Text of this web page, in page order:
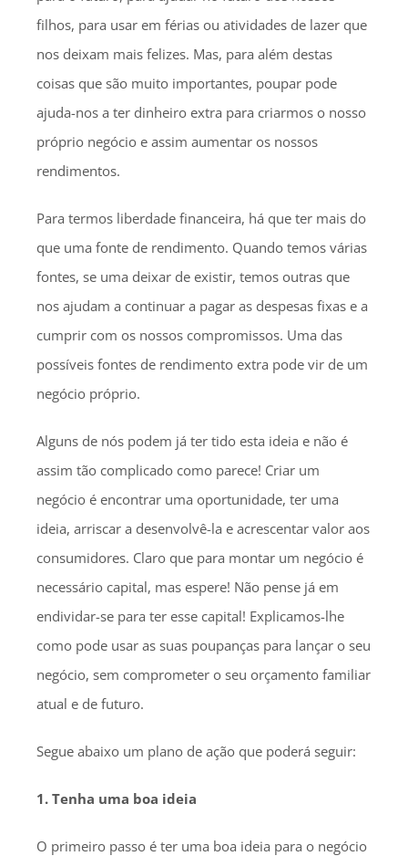
filhos, para usar em férias ou atividades de lazer que
nos deixam mais felizes. Mas, para além destas
coisas que são muito importantes, poupar pode
ajuda-nos a ter dinheiro extra para criarmos o nosso
próprio negócio e assim aumentar os nossos
rendimentos.
Para termos liberdade financeira, há que ter mais do
que uma fonte de rendimento. Quando temos várias
fontes, se uma deixar de existir, temos outras que
nos ajudam a continuar a pagar as despesas fixas e a
cumprir com os nossos compromissos. Uma das
possíveis fontes de rendimento extra pode vir de um
negócio próprio.
Alguns de nós podem já ter tido esta ideia e não é
assim tão complicado como parece! Criar um
negócio é encontrar uma oportunidade, ter uma
ideia, arriscar a desenvolvê-la e acrescentar valor aos
consumidores. Claro que para montar um negócio é
necessário capital, mas espere! Não pense já em
endividar-se para ter esse capital! Explicamos-lhe
como pode usar as suas poupanças para lançar o seu
negócio, sem comprometer o seu orçamento familiar
atual e de futuro.
Segue abaixo um plano de ação que poderá seguir:
1. Tenha uma boa ideia
O primeiro passo é ter uma boa ideia para o negócio